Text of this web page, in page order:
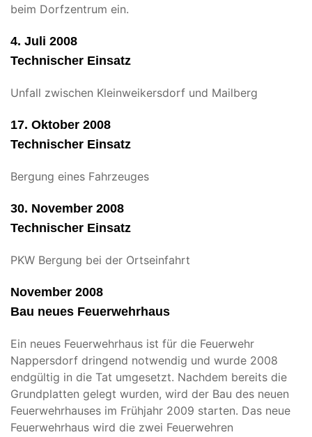
beim Dorfzentrum ein.
4. Juli 2008
Technischer Einsatz
Unfall zwischen Kleinweikersdorf und Mailberg
17. Oktober 2008
Technischer Einsatz
Bergung eines Fahrzeuges
30. November 2008
Technischer Einsatz
PKW Bergung bei der Ortseinfahrt
November 2008
Bau neues Feuerwehrhaus
Ein neues Feuerwehrhaus ist für die Feuerwehr
Nappersdorf dringend notwendig und wurde 2008
endgültig in die Tat umgesetzt. Nachdem bereits die
Grundplatten gelegt wurden, wird der Bau des neuen
Feuerwehrhauses im Frühjahr 2009 starten. Das neue
Feuerwehrhaus wird die zwei Feuerwehren